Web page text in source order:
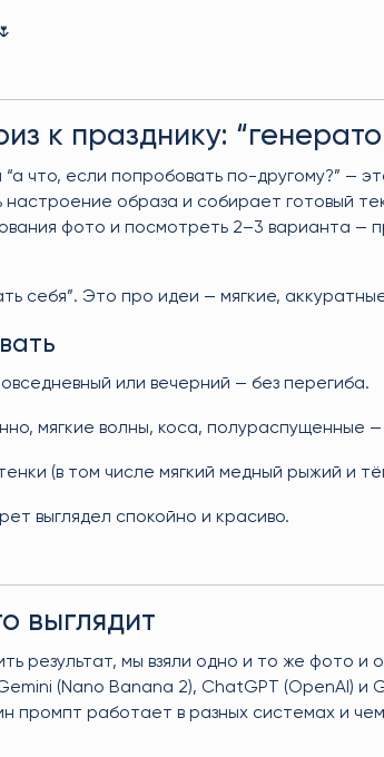
🌷
к празднику:
что, если попробовать по-другому?” —
настроение образа и собирает готовый
фото и посмотреть 2–3 варианта —
себя”. Это про идеи — мягкие,
или вечерний — без перегиба.
мягкие волны, коса, полураспущенные
(в том числе мягкий медный рыжий и
выглядел спокойно и красиво.
выглядит
результат, мы взяли одно и то же фото
(Nano Banana 2), ChatGPT (OpenAI)
промпт работает в разных системах и